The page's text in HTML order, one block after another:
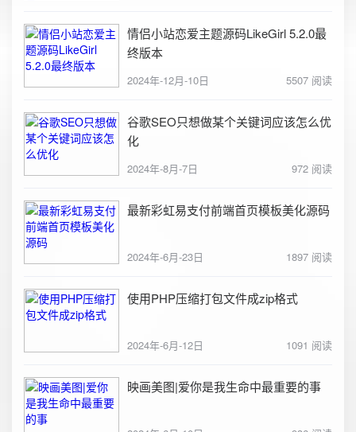
情侣小站恋爱主题源码LikeGirl 5.2.0最
终版本
2024年-12月-10日 5507 阅读
谷歌SEO只想做某个关键词应该怎么优
化
2024年-8月-7日 972 阅读
最新彩虹易支付前端首页模板美化源码
2024年-6月-23日 1897 阅读
使用PHP压缩打包文件成zip格式
2024年-6月-12日 1091 阅读
映画美图|爱你是我生命中最重要的事